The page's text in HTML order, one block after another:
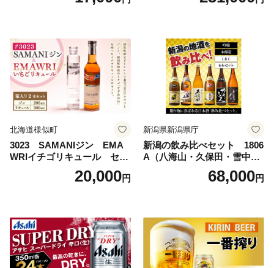
uper dry 11回 缶ビール 缶 ギ
フト 内祝い 茨城県守谷市 送
料無料
北海道様似町
3023 SAMANIジン EMA
WRIイチゴリキュール セッ
ト（箱入り）【大人の味 酒
お酒 洋酒 スピリッツ クラフ
セット 詰め合わせ カクテル
ソーダ割り アルコール ロッ
ク ソーダ ジントニック 】
20,000円
新潟県新潟県庁
新潟の飲み比べセット 1806
A（八海山・久保田・雪中
梅・越乃寒梅・かたふね・千
68,000円